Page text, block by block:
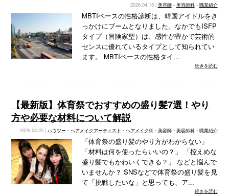
2026.04.15 | 美容師• 美容師科• 職業紹介
MBTIベースの性格診断は、韓国アイドルをき
っかけにブームとなりました。なかでもISFP
タイプ（冒険家型）は、感性が豊かで芸術的
センスに優れているタイプとして知られてい
ます。 MBTIベースの性格タイ...
続きを読む
【最新版】体育祭でおすすめの盛り髪7選！やり
方や必要な材料について解説
2026.03.25 | ハウツー• ヘアメイクアーティスト • ヘアメイク科• 美容師• 美容師科• 職業紹介
「体育祭の盛り髪のやり方がわからない」
「材料は何を使ったらいいの？」 「控えめな
盛り髪でもかわいくできる？」 などと悩んで
いませんか？ SNSなどで体育祭の盛り髪を見
て「挑戦したいな」と思っても、ア...
続きを読む